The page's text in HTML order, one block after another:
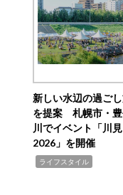
新しい水辺の過ご
を提案 札幌市・
川でイベント「川見
2026」を開催
ライフスタイル